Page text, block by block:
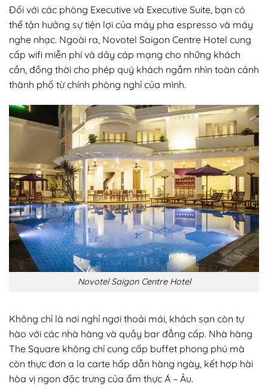
Đối với các phòng Executive và Executive Suite, bạn có
thể tận hưởng sự tiện lợi của máy pha espresso và máy
nghe nhạc. Ngoài ra, Novotel Saigon Centre Hotel cung
cấp wifi miễn phí và dây cáp mạng cho những khách
cần, đồng thời cho phép quý khách ngắm nhìn toàn cảnh
thành phố từ chính phòng nghỉ của mình.
Novotel Saigon Centre Hotel
Không chỉ là nơi nghỉ ngơi thoải mái, khách sạn còn tự
hào với các nhà hàng và quầy bar đẳng cấp. Nhà hàng
The Square không chỉ cung cấp buffet phong phú mà
còn thực đơn a la carte hấp dẫn hàng ngày, kết hợp hài
hòa vị ngon đặc trưng của ẩm thực Á – Âu.